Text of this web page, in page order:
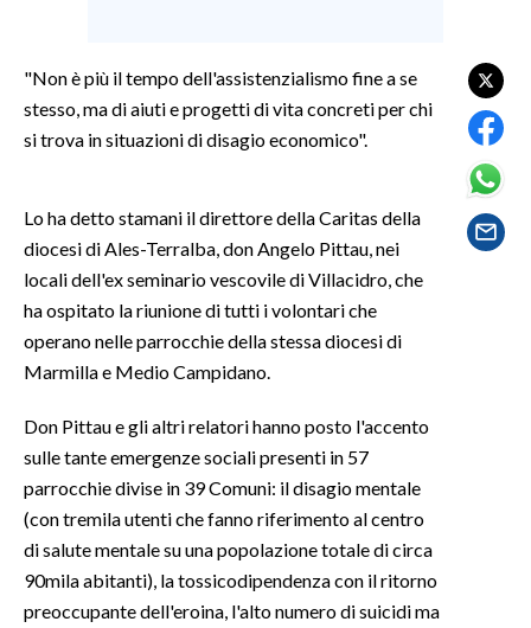
SPETTACOLI
SALUTE
SARDEGNA TURISMO
SARDI NEL MONDO
NOTIZIE
#CARAUNIONE
3 MINUTI CON
INSULARITÀ
"Non è più il tempo dell'assistenzialismo fine a se
stesso, ma di aiuti e progetti di vita concreti per chi
si trova in situazioni di disagio economico".
Lo ha detto stamani il direttore della Caritas della
diocesi di Ales-Terralba, don Angelo Pittau, nei
locali dell'ex seminario vescovile di Villacidro, che
ha ospitato la riunione di tutti i volontari che
operano nelle parrocchie della stessa diocesi di
Marmilla e Medio Campidano.
Don Pittau e gli altri relatori hanno posto l'accento
sulle tante emergenze sociali presenti in 57
parrocchie divise in 39 Comuni: il disagio mentale
(con tremila utenti che fanno riferimento al centro
di salute mentale su una popolazione totale di circa
90mila abitanti), la tossicodipendenza con il ritorno
preoccupante dell'eroina, l'alto numero di suicidi ma